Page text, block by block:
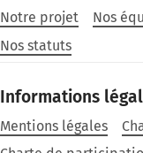
Notre projet Nos
Nos statuts
Informations
Mentions légales